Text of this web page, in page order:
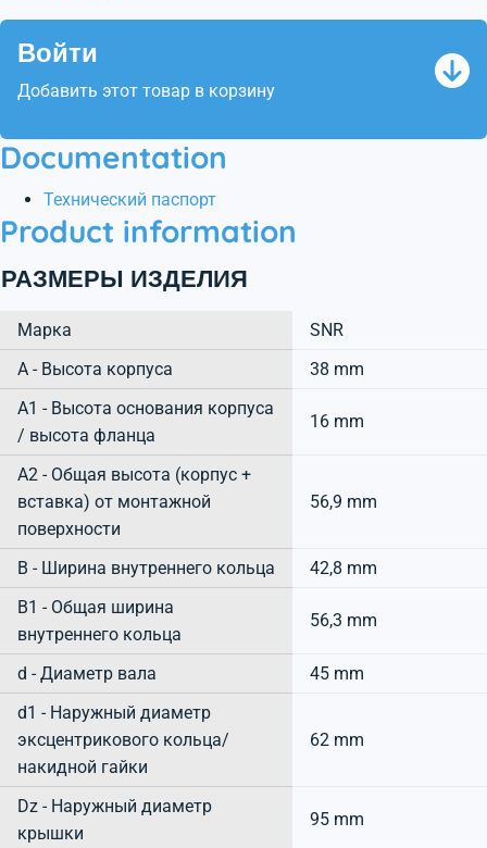
Войти
Добавить этот товар в корзину
Documentation
Технический паспорт
Product information
РАЗМЕРЫ ИЗДЕЛИЯ
Марка
SNR
А - Высота корпуса
38 mm
A1 - Высота основания корпуса
/ высота фланца
16 mm
A2 - Общая высота (корпус +
вставка) от монтажной
поверхности
56,9 mm
B - Ширина внутреннего кольца
42,8 mm
B1 - Общая ширина
внутреннего кольца
56,3 mm
d - Диаметр вала
45 mm
d1 - Наружный диаметр
эксцентрикового кольца/
накидной гайки
62 mm
Dz - Наружный диаметр
крышки
95 mm